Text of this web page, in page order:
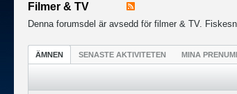
Filmer & TV
Denna forumsdel är avsedd för filmer & TV.
ÄMNEN SENASTE AKTIVITETEN MINA